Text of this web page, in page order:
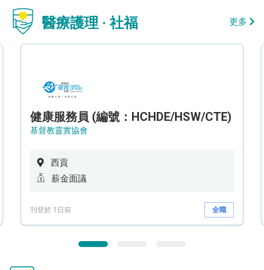
醫療護理 · 社福 更多
健康服務員 (編號：HCHDE/HSW/CTE)
基督教靈實協會
西貢
薪金面議
刊登於 1日前 全職